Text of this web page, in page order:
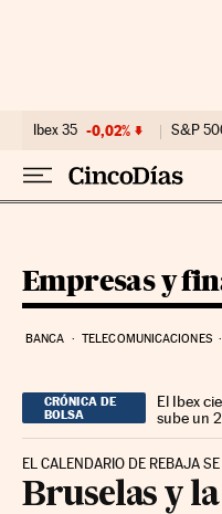
Ibex 35 -0,02% S&P
Empresas y
BANCA TELECOMUNICACIONES
CRÓNICA DE
BOLSA
El Ibex
sube un
EL CALENDARIO DE REBAJA
Bruselas y